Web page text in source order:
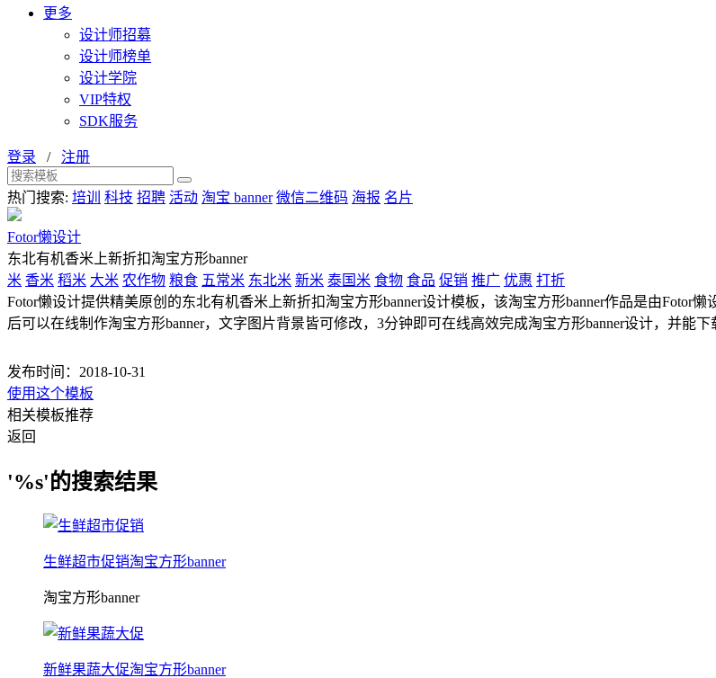
更多
设计师招募
设计师榜单
设计学院
VIP特权
SDK服务
登录 / 注册
热门搜索: 培训 科技 招聘 活动 淘宝 banner 微信二维码 海报 名片
Fotor懒设计
东北有机香米上新折扣淘宝方形banner
米 香米 稻米 大米 农作物 粮食 五常米 东北米 新米 泰国米 食物 食品 促销 推广 优惠 打折
Fotor懒设计提供精美原创的东北有机香米上新折扣淘宝方形banner设计模板，该淘宝方形banner作品是由Fotor
后可以在线制作淘宝方形banner，文字图片背景皆可修改，3分钟即可在线高效完成淘宝方形banner设计，并能下
发布时间：2018-10-31
使用这个模板
相关模板推荐
返回
'%s'的搜索结果
生鲜超市促销淘宝方形banner
淘宝方形banner
新鲜果蔬大促淘宝方形banner